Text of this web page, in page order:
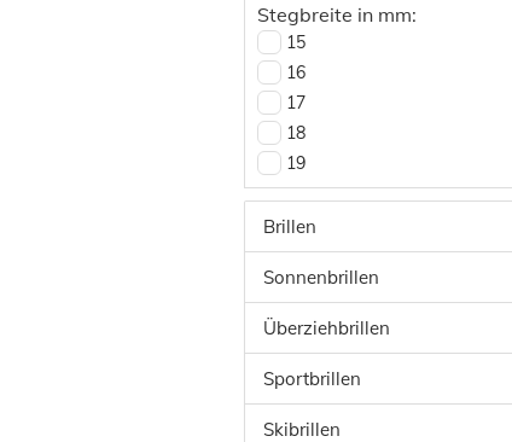
Stegbreite in mm:
15
16
17
18
19
20
21
22
23
Brillen
Sonnenbrillen
Überziehbrillen
Sportbrillen
Skibrillen